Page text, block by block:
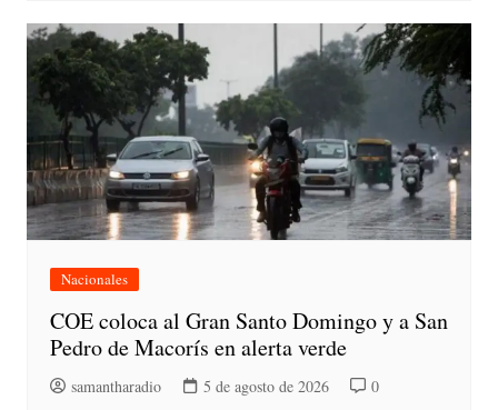
Nacionales
COE coloca al Gran Santo Domingo y a San
Pedro de Macorís en alerta verde
samantharadio 5 de agosto de 2026 0